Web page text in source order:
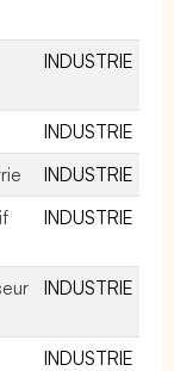
INDUSTRIE
INDUSTRIE
INDUSTRIE
INDUSTRIE
INDUSTRIE
INDUSTRIE